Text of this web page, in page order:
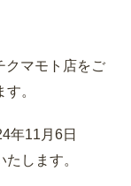
クマモト店をご
。
年11月6日
します。